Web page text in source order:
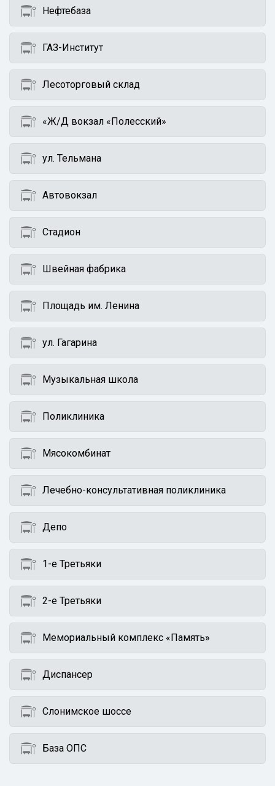
Нефтебаза
ГАЗ-Институт
Лесоторговый склад
«Ж/Д вокзал «Полесский»
ул. Тельмана
Автовокзал
Стадион
Швейная фабрика
Площадь им. Ленина
ул. Гагарина
Музыкальная школа
Поликлиника
Мясокомбинат
Лечебно-консультативная поликлиника
Депо
1-е Третьяки
2-е Третьяки
Мемориальный комплекс «Память»
Диспансер
Слонимское шоссе
База ОПС